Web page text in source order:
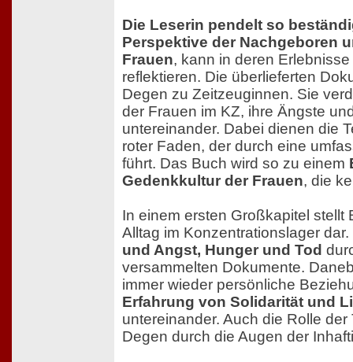
Die Leserin pendelt so
Perspektive der Nachgeboren
Frauen, kann in deren
reflektieren. Die überlieferten
Degen zu Zeitzeuginnen. Sie
der Frauen im KZ, ihre Ängste
untereinander. Dabei dienen die
roter Faden, der durch eine
führt. Das Buch wird so zu einem
Gedenkkultur der Frauen, die
In einem ersten Großkapitel stellt
Alltag im Konzentrationslager dar.
und Angst, Hunger und Tod
versammelten Dokumente.
immer wieder persönliche
Erfahrung von Solidarität und
untereinander. Auch die Rolle
Degen durch die Augen der